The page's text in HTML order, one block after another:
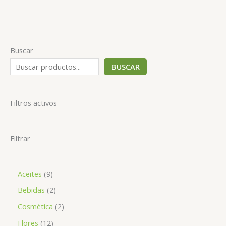
Buscar
BUSCAR
Filtros activos
Filtrar
Aceites 9
Bebidas 2
Cosmética 2
Flores 12